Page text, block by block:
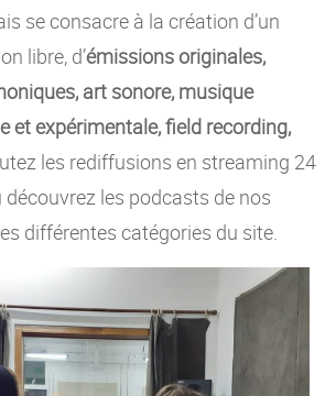
se consacre à la création d’un
libre, d’émissions originales,
art sonore, musique
et expérimentale, field recording,
les rediffusions en streaming 24
découvrez les podcasts de nos
différentes catégories du site.